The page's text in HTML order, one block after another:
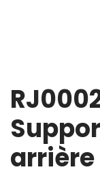
arrière